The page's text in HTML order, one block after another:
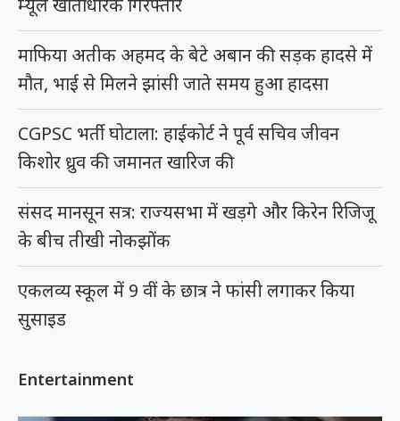
मौत, भाई से मिलने झांसी जाते समय हुआ हादसा
CGPSC भर्ती घोटाला: हाईकोर्ट ने पूर्व सचिव जीवन
किशोर ध्रुव की जमानत खारिज की
संसद मानसून सत्र: राज्यसभा में खड़गे और किरेन रिजिजू
के बीच तीखी नोकझोंक
एकलव्य स्कूल में 9 वीं के छात्र ने फांसी लगाकर किया
सुसाइड
Entertainment